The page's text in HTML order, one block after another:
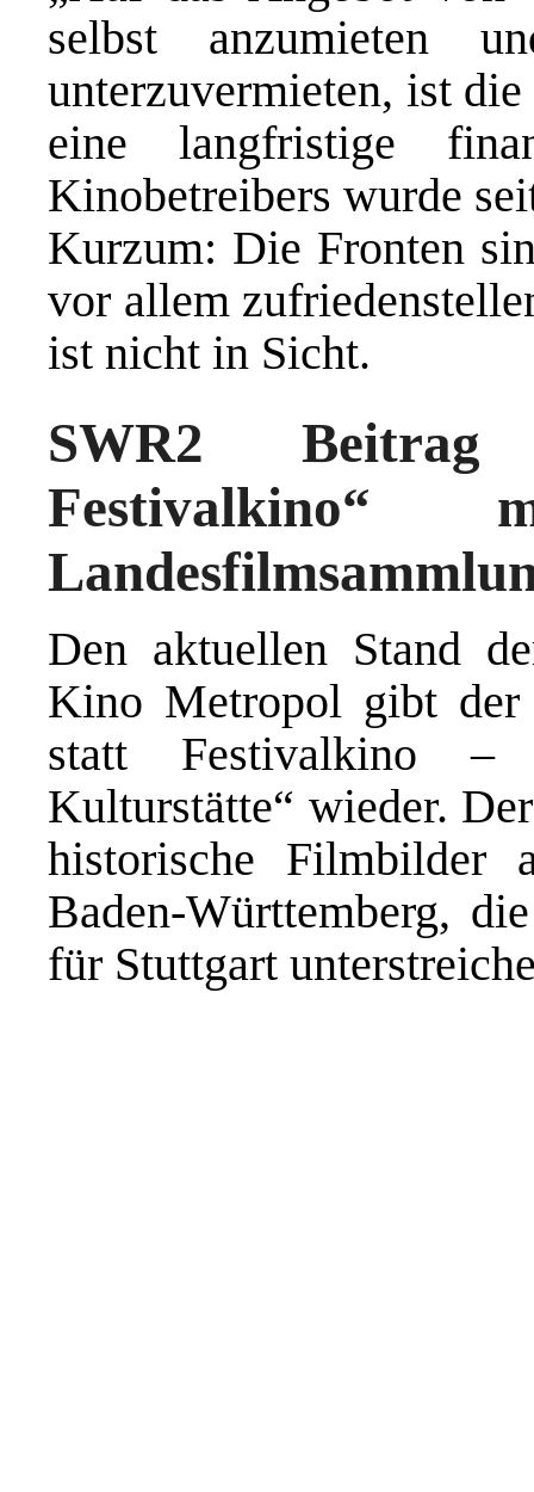
selbst anzumieten
unterzuvermieten, ist
eine langfristige
Kinobetreibers wurde
Kurzum: Die Fronten
vor allem
ist nicht in Sicht.
SWR2 Beitrag
Den aktuellen Stand
Kino Metropol gibt der
statt Festivalkino –
Kulturstätte“ wieder.
historische Filmbilder
Baden-Württemberg,
für Stuttgart